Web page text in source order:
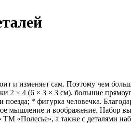
и изменяет сам. Поэтому чем
2 × 4 (6 × 3 × 3 см), большие
* фигурка человечка.
мышление и воображение. Набор
«Полесье», а также с деталями